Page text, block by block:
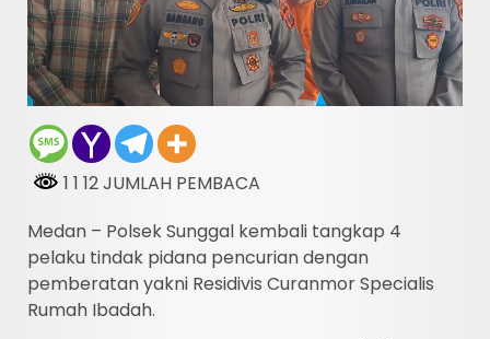
1 1 12 JUMLAH PEMBACA
Medan – Polsek Sunggal kembali tangkap 4
pelaku tindak pidana pencurian dengan
pemberatan yakni Residivis Curanmor Specialis
Rumah Ibadah.